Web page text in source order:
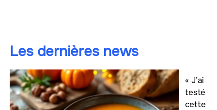
Les dernières news
« J’ai
testé
cette